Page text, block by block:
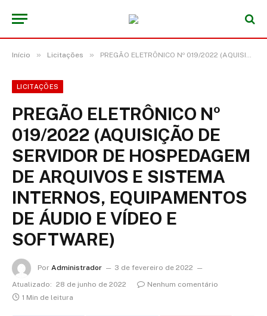
Início » Licitações » PREGÃO ELETRÔNICO Nº 019/2022 (AQUISIÇÃO DE SERVIDOR DE HOSPEDAGEM DE ARQUIVOS E SISTEMA INTERNOS, EQUIPAMENTOS DE ÁUDIO E VÍDEO E SOFTWARE)
LICITAÇÕES
PREGÃO ELETRÔNICO Nº
019/2022 (AQUISIÇÃO DE
SERVIDOR DE HOSPEDAGEM
DE ARQUIVOS E SISTEMA
INTERNOS, EQUIPAMENTOS
DE ÁUDIO E VÍDEO E
SOFTWARE)
Por Administrador
3 de fevereiro de 2022
Atualizado: 28 de junho de 2022
Nenhum comentário
1 Min de leitura